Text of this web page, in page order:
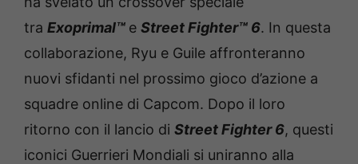
tra Exoprimal™ e Street Fighter™ 6. In questa
collaborazione, Ryu e Guile affronteranno
nuovi sfidanti nel prossimo gioco d’azione a
squadre online di Capcom. Dopo il loro
ritorno con il lancio di Street Fighter 6, questi
iconici Guerrieri Mondiali si uniranno alla